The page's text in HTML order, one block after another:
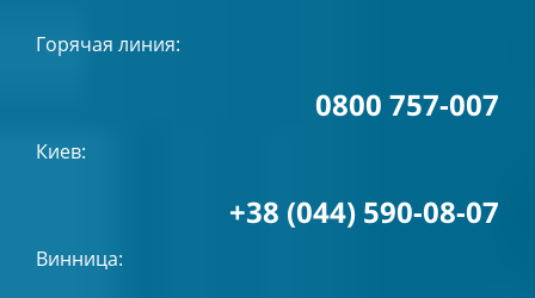
Горячая линия:
0800 757-007
Киев:
+38 (044) 590-08-07
Винница: